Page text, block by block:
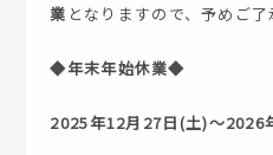
業 となりますので、予めご了
◆年末年始休業◆
2025年12月27日(土)～2026